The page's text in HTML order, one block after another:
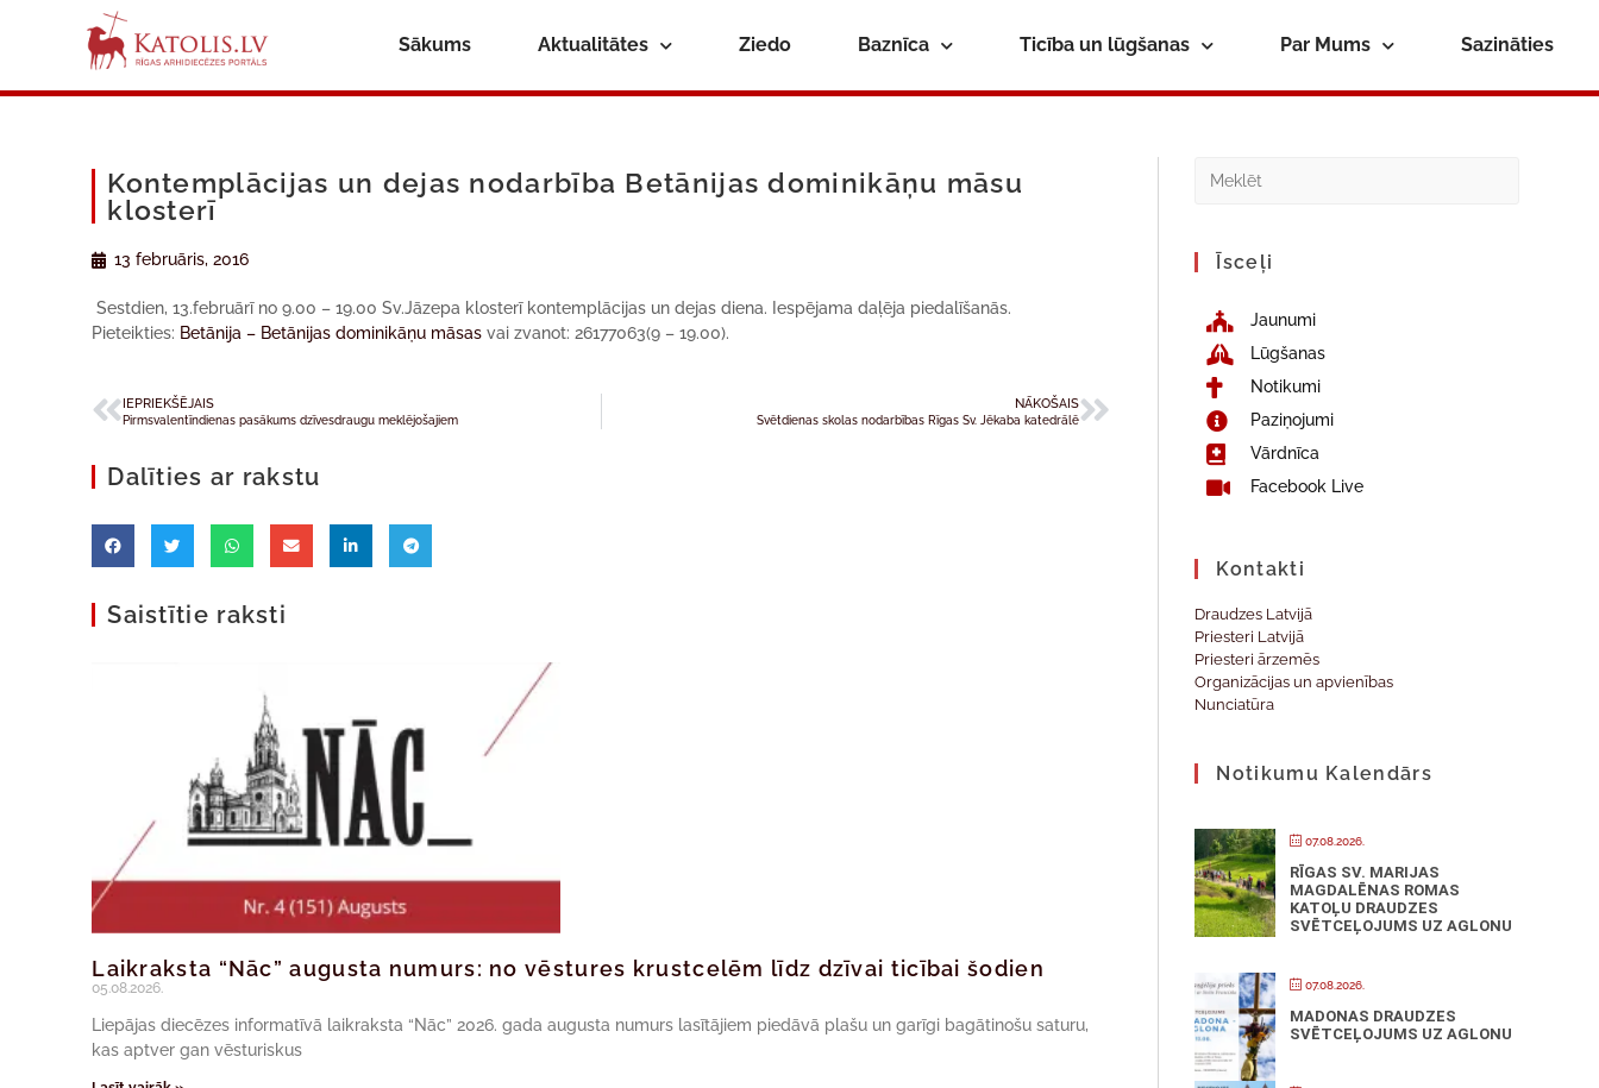
Sākums Aktualitātes Ziedo Baznīca Ticība un lūgšanas Par Mums Sazināties
Kontemplācijas un dejas nodarbība Betānijas dominikāņu māsu
klosterī
13 februāris, 2016
Sestdien, 13.februārī no 9.00 – 19.00 Sv.Jāzepa klosterī kontemplācijas un dejas diena. Iespējama daļēja piedalīšanās.
Pieteikties: Betānija – Betānijas dominikāņu māsas vai zvanot: 26177063(9 – 19.00).
IEPRIEKŠĒJAIS
Pirmsvalentīndienas pasākums dzīvesdraugu meklējošajiem
NĀKOŠAIS
Svētdienas skolas nodarbības Rīgas Sv. Jēkaba katedrālē
Dalīties ar rakstu
Saistītie raksti
Laikraksta “Nāc” augusta numurs: no vēstures krustcelēm līdz dzīvai ticībai šodien
05.08.2026.
Liepājas diecēzes informatīvā laikraksta “Nāc” 2026. gada augusta numurs lasītājiem piedāvā plašu un garīgi bagātinošu saturu,
kas aptver gan vēsturiskus
Īsceļi
Jaunumi
Lūgšanas
Notikumi
Paziņojumi
Vārdnīca
Facebook Live
Kontakti
Draudzes Latvijā
Priesteri Latvijā
Priesteri ārzemēs
Organizācijas un apvienības
Nunciatūra
Notikumu Kalendārs
07.08.2026.
RĪGAS SV. MARIJAS
MAGDALĒNAS ROMAS
KATOĻU DRAUDZES
SVĒTCEĻOJUMS UZ AGLONU
07.08.2026.
MADONAS DRAUDZES
SVĒTCEĻOJUMS UZ AGLONU